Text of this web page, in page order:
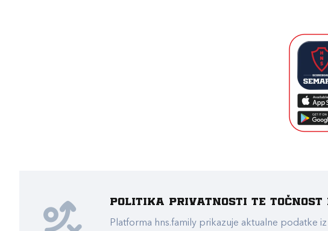
Politika privatnosti te točnost
Platforma hns.family prikazuje aktualne podatke